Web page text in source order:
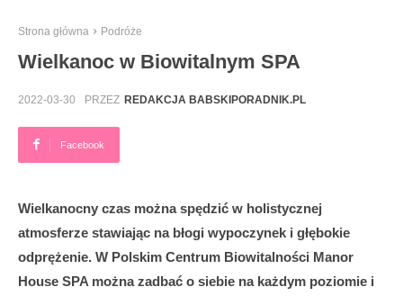
Strona główna Podróże
Wielkanoc w Biowitalnym SPA
2022-03-30 PRZEZ REDAKCJA BABSKIPORADNIK.PL
Facebook
Wielkanocny czas można spędzić w holistycznej
atmosferze stawiając na błogi wypoczynek i głębokie
odprężenie. W Polskim Centrum Biowitalności Manor
House SPA można zadbać o siebie na każdym poziomie i